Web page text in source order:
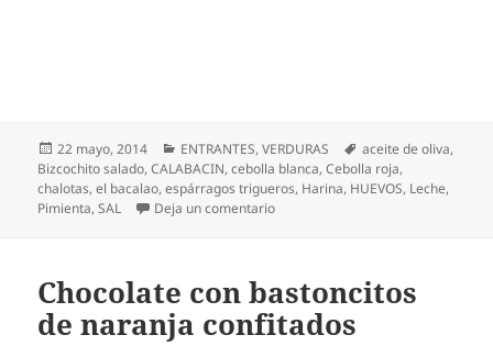
Publicado
el
22 mayo, 2014 Categorías
ENTRANTES,VERDURAS Etiquetas
aceite de oliva,
Bizcochito salado,CALABACIN,cebolla blanca,Cebolla roja,
chalotas,el bacalao,espárragos trigueros, Harina, HUEVOS, Leche,
Pimienta,SAL Deja un comentarioen Bizcochitos salados de
Chocolate con bastoncitos
de naranja confitados